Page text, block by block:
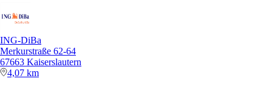
ING-DiBa
Merkurstraße 62-64
67663 Kaiserslautern
4,07 km